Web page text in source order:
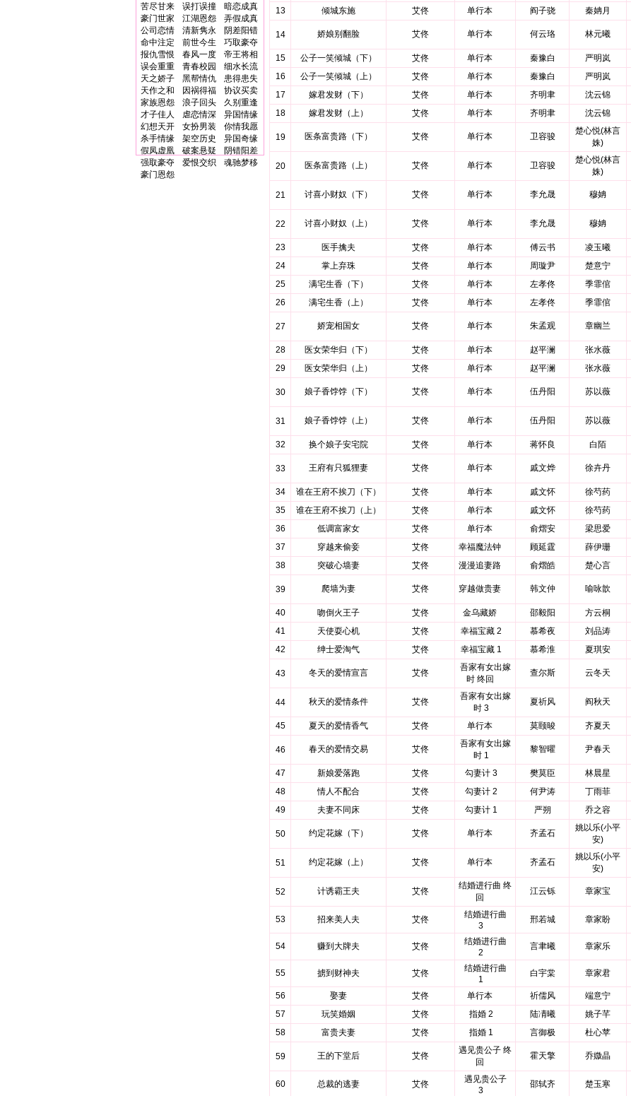
苦尽甘来
误打误撞
暗恋成真
豪门世家
江湖恩怨
弄假成真
公司恋情
清新隽永
阴差阳错
命中注定
前世今生
巧取豪夺
报仇雪恨
春风一度
帝王将相
误会重重
青春校园
细水长流
天之娇子
黑帮情仇
患得患失
天作之和
因祸得福
协议买卖
家族恩怨
浪子回头
久别重逢
才子佳人
虐恋情深
异国情缘
幻想天开
女扮男装
你情我愿
杀手情缘
架空历史
异国奇缘
假凤虚凰
破案悬疑
阴错阳差
强取豪夺
爱恨交织
魂驰梦移
豪门恩怨
13
倾城东施 艾佟 单行本 阎子骁 秦姌月
14 娇娘别翻脸 艾佟 单行本 何云珞 林元曦
15
公子一笑倾城（下） 艾佟 单行本 秦豫白 严明岚
16
公子一笑倾城（上） 艾佟 单行本 秦豫白 严明岚
17
嫁君发财（下） 艾佟 单行本 齐明聿 沈云锦
18
嫁君发财（上） 艾佟 单行本 齐明聿 沈云锦
19 医条富贵路（下） 艾佟 单行本 卫容骏
楚心悦(林言
姝)
20 医条富贵路（上） 艾佟 单行本 卫容骏
楚心悦(林言
姝)
21 讨喜小财奴（下） 艾佟 单行本 李允晟 穆姌
22 讨喜小财奴（上） 艾佟 单行本 李允晟 穆姌
23
医手擒夫 艾佟 单行本 傅云书 凌玉曦
24
掌上弃珠 艾佟 单行本 周璇尹 楚意宁
25
满宅生香（下） 艾佟 单行本 左孝佟 季霏倌
26
满宅生香（上） 艾佟 单行本 左孝佟 季霏倌
27 娇宠相国女 艾佟 单行本 朱孟观 章幽兰
28
医女荣华归（下） 艾佟 单行本 赵平澜 张水薇
29
医女荣华归（上） 艾佟 单行本 赵平澜 张水薇
30 娘子香饽饽（下） 艾佟 单行本 伍丹阳 苏以薇
31 娘子香饽饽（上） 艾佟 单行本 伍丹阳 苏以薇
32
换个娘子安宅院 艾佟 单行本 蒋怀良 白陌
33 王府有只狐狸妻 艾佟 单行本 戚文烨 徐卉丹
34
谁在王府不挨刀（下） 艾佟 单行本 戚文怀 徐芍药
35
谁在王府不挨刀（上） 艾佟 单行本 戚文怀 徐芍药
36
低调富家女 艾佟 单行本 俞熠安 梁思爱
37
穿越来偷妾 艾佟 幸福魔法钟 顾延霆 薛伊珊
38
突破心墙妻 艾佟 漫漫追妻路 俞熠皓 楚心言
39 爬墙为妻 艾佟 穿越做贵妻 韩文仲 喻咏歆
40
吻倒火王子 艾佟 金乌藏娇 邵毅阳 方云桐
41
天使耍心机 艾佟 幸福宝藏 2 慕希夜 刘品涛
42
绅士爱淘气 艾佟 幸福宝藏 1 慕希淮 夏琪安
43 冬天的爱情宣言 艾佟
吾家有女出嫁
时 终回
查尔斯 云冬天
44 秋天的爱情条件 艾佟
吾家有女出嫁
时 3
夏祈风 阎秋天
45 夏天的爱情香气 艾佟 单行本 莫颐晙 齐夏天
46 春天的爱情交易 艾佟
吾家有女出嫁
时 1
黎智曜 尹春天
47 新娘爱落跑 艾佟 勾妻计 3 樊莫臣 林晨星
48
情人不配合 艾佟 勾妻计 2 何尹涛 丁雨菲
49
夫妻不同床 艾佟 勾妻计 1 严朔 乔之容
50 约定花嫁（下） 艾佟 单行本 齐孟石
姚以乐(小平
安)
51 约定花嫁（上） 艾佟 单行本 齐孟石
姚以乐(小平
安)
52 计诱霸王夫 艾佟
结婚进行曲 终
回
江云铄 章家宝
53 招来美人夫 艾佟
结婚进行曲
3
邢若城 章家盼
54 赚到大牌夫 艾佟
结婚进行曲
2
言聿曦 章家乐
55 掳到财神夫 艾佟
结婚进行曲
1
白宇棠 章家君
56 娶妻 艾佟 单行本 祈儒风 端意宁
57
玩笑婚姻 艾佟 指婚 2 陆凊曦 姚子芊
58
富贵夫妻 艾佟 指婚 1 言御极 杜心苹
59 王的下堂后 艾佟
遇见贵公子 终
回
霍天擎 乔媺晶
60 总裁的逃妻 艾佟
遇见贵公子
3
邵轼齐 楚玉寒